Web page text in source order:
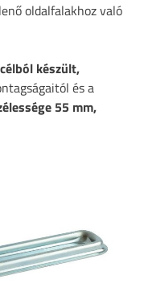
oldalfalakhoz való
készült,
és a
55 mm,